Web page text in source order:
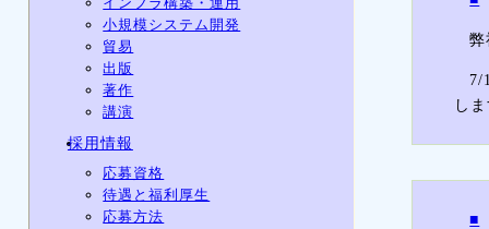
小規模システム開発
貿易
出版
著作
講演
採用情報
応募資格
待遇と福利厚生
応募方法
弊
7/
し
■